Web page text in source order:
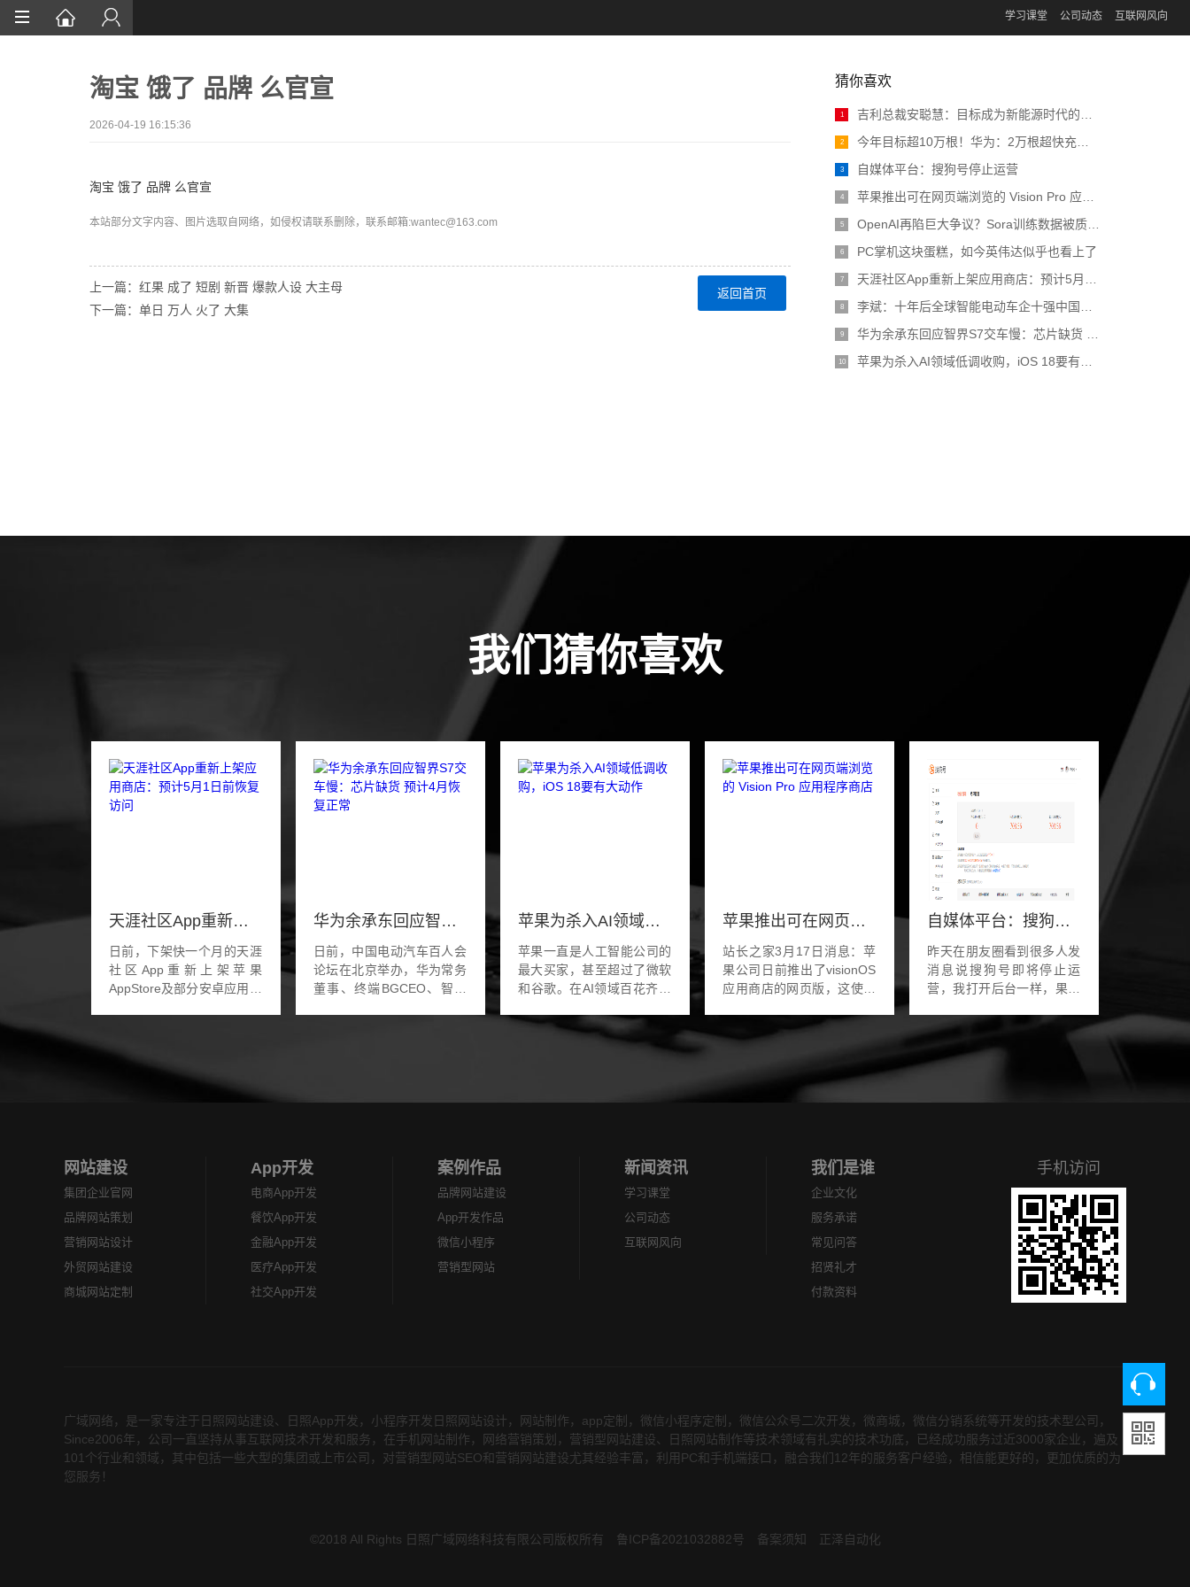
学习课堂 公司动态 互联网风向
淘宝 饿了 品牌 么官宣
2026-04-19 16:15:36
淘宝 饿了 品牌 么官宣
本站部分文字内容、图片选取自网络，如侵权请联系删除，联系邮箱:wantec@163.com
返回首页
上一篇：红果 成了 短剧 新晋 爆款人设 大主母
下一篇：单日 万人 火了 大集
猜你喜欢
1 吉利总裁安聪慧：目标成为新能源时代的大众汽车
2 今年目标超10万根！华为：2万根超快充充电桩投入运营
3 自媒体平台：搜狗号停止运营
4 苹果推出可在网页端浏览的 Vision Pro 应用程序商店
5 OpenAI再陷巨大争议？Sora训练数据被质疑非法，CTO采访疯狂翻车
6 PC掌机这块蛋糕，如今英伟达似乎也看上了
7 天涯社区App重新上架应用商店：预计5月1日前恢复访问
8 李斌：十年后全球智能电动车企十强中国占一半 比亚迪、吉利已预订席位
9 华为余承东回应智界S7交车慢：芯片缺货 预计4月恢复正常
10 苹果为杀入AI领域低调收购，iOS 18要有大动作
我们猜你喜欢
天涯社区App重新上架应用商店：预计5月1日前恢复访问
日前，下架快一个月的天涯
社区App重新上架苹果
AppStore及部分安卓应用商
择注册账号时会提示未能...
华为余承东回应智界S7交车慢：芯片缺货 预计4月恢复正常
日前，中国电动汽车百人会
论坛在北京举办，华为常务
董事、终端BGCEO、智能
苹果为杀入AI领域低调收购，iOS 18要有大动作
苹果一直是人工智能公司的
最大买家，甚至超过了微软
和谷歌。在AI领域百花齐放
技公司苹果，似乎掀起的水
花不是很大。被苹果收购
苹果推出可在网页端浏览的 Vision Pro 应用程序商店
站长之家3月17日消息：苹
果公司日前推出了visionOS
应用商店的网页版，这使得
者能够在线查看适用于该设
备的各种应用程序。正如
自媒体平台：搜狗号停止运营
昨天在朋友圈看到很多人发
消息说搜狗号即将停止运
营，我打开后台一样，果然
的余额提现了。搜狗号停运
我猜大概率和腾讯全资收购
搜狗有很大关系，从目前
网站建设
集团企业官网
品牌网站策划
营销网站设计
外贸网站建设
商城网站定制
App开发
电商App开发
餐饮App开发
金融App开发
医疗App开发
社交App开发
案例作品
品牌网站建设
App开发作品
微信小程序
营销型网站
新闻资讯
学习课堂
公司动态
互联网风向
我们是谁
企业文化
服务承诺
常见问答
招贤礼才
付款资料
手机访问
广域网络，是一家专注于 日照网站建设、 日照App开发 ，小程序开发日照网站设计，网站制作，app定制，微信小程序定制，微信公众号二次开发，微商城，微信分销系统等开发的技术型公司，
Since2006年，公司一直坚持从事互联网技术开发和服务，在手机网站制作，网络营销策划，营销型网站建设、日照网站制作等技术领域有扎实的技术功底，已经成功服务过近3000家企业，遍及
101个行业和领域，其中包括一些大型的集团或上市公司，对营销型网站SEO和营销网站建设尤其经验丰富，利用PC和手机端接口，融合我们12年的服务客户经验，相信能更好的，更加优质的为
您服务！
©2018 All Rights 日照广域网络科技有限公司版权所有 鲁ICP备2021032882号 备案须知 正泽自动化